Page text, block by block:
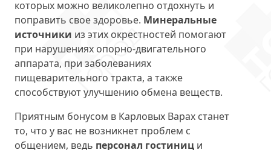
которых можно великолепно отдохнуть и
поправить свое здоровье. Минеральные
источники из этих окрестностей помогают
при нарушениях опорно-двигательного
аппарата, при заболеваниях
пищеварительного тракта, а также
способствуют улучшению обмена веществ.
Приятным бонусом в Карловых Варах станет
то, что у вас не возникнет проблем с
общением, ведь персонал гостиниц и